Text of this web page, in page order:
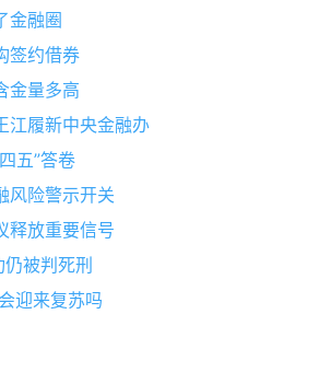
金融圈
签约借券
金量多高
江履新中央金融办
五”答卷
风险警示开关
释放重要信号
仍被判死刑
迎来复苏吗